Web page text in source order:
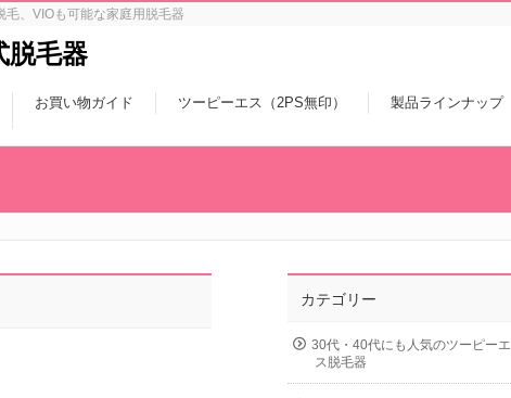
毛、VIOも可能な家庭用脱毛器
脱毛器
お買い物ガイド ツーピーエス（2PS無印） 製品ラインナップ
カテゴリー
30代・40代にも人気のツーピーエ
ス脱毛器